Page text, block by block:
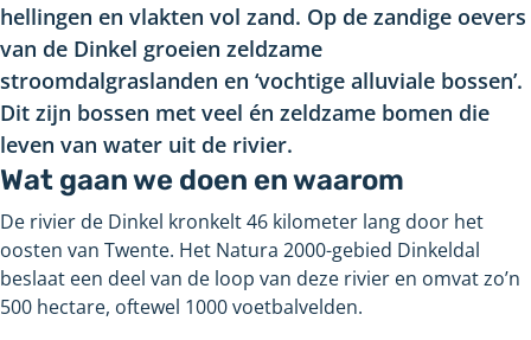
hellingen en vlakten vol zand. Op de zandige oevers
van de Dinkel groeien zeldzame
stroomdalgraslanden en ‘vochtige alluviale bossen’.
Dit zijn bossen met veel én zeldzame bomen die
leven van water uit de rivier.
Wat gaan we doen en waarom
De rivier de Dinkel kronkelt 46 kilometer lang door het
oosten van Twente. Het Natura 2000-gebied Dinkeldal
beslaat een deel van de loop van deze rivier en omvat zo’n
500 hectare, oftewel 1000 voetbalvelden.